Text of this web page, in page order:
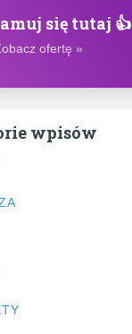
się tutaj 👍
ofertę »
wpisów